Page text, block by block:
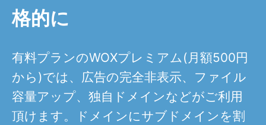
格的に
有料プランのWOXプレミアム(月額500円
から)では、広告の完全非表示、ファイル
容量アップ、独自ドメインなどがご利用
頂けます。ドメインにサブドメインを割